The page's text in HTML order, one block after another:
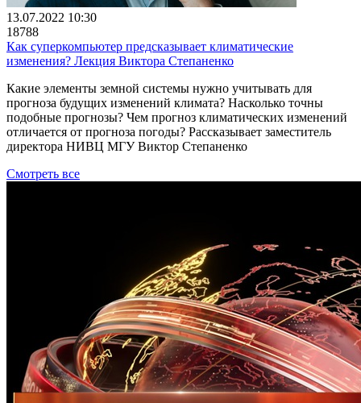
13.07.2022 10:30
18788
Как суперкомпьютер предсказывает климатические
изменения? Лекция Виктора Степаненко
Какие элементы земной системы нужно учитывать для
прогноза будущих изменений климата? Насколько точны
подобные прогнозы? Чем прогноз климатических изменений
отличается от прогноза погоды? Рассказывает заместитель
директора НИВЦ МГУ Виктор Степаненко
Смотреть все